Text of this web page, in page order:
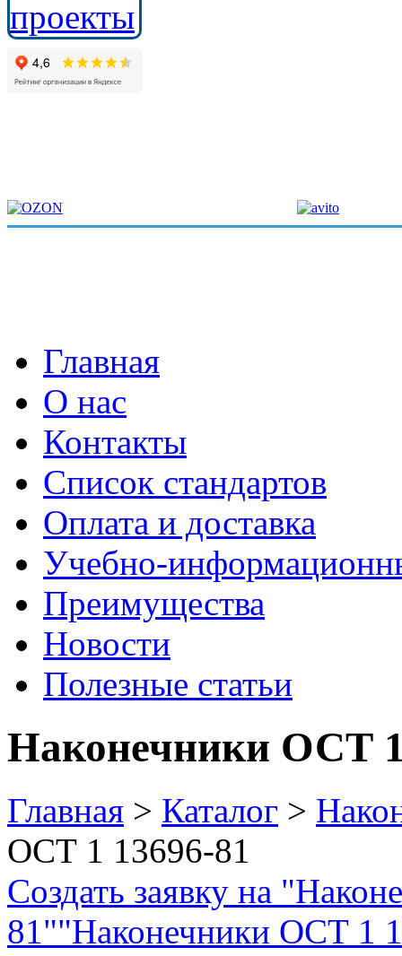
Главная
О нас
Контакты
Список стандартов
Оплата и доставка
Учебно-
Преимущества
Новости
Полезные статьи
Наконечники ОСТ 1
Главная > Каталог >
ОСТ 1 13696-81
Создать заявку на
81""Наконечники ОСТ 1